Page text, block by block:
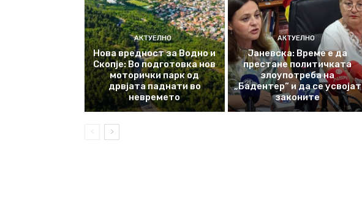
АКТУЕЛНО
Нова вредност за Водно и
Скопје: Во подготовка нов
моторички парк од
дрвјата паднати во
невремето
АКТУЕЛНО
Јаневска: Време е да
престане политичката
злоупотреба на
„Бадентер“ и да се усвојат
законите